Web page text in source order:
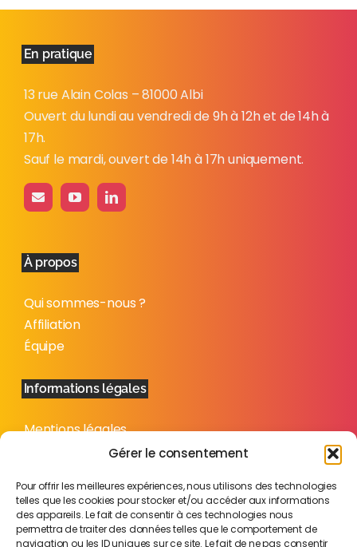
Gérer le consentement
Pour offrir les meilleures expériences, nous utilisons des technologies
telles que les cookies pour stocker et/ou accéder aux informations
des appareils. Le fait de consentir à ces technologies nous
permettra de traiter des données telles que le comportement de
navigation ou les ID uniques sur ce site. Le fait de ne pas consentir
En pratique
13 rue Alain Colas – 81000 Albi
Ouvert du lundi au vendredi de 9h à 12h et de 14h à
17h.
Sauf le mardi, ouvert de 14h à 17h uniquement.
À propos
Qui sommes-nous ?
Affiliation
Équipe
Informations légales
Mentions légales
Politique de confidentialité